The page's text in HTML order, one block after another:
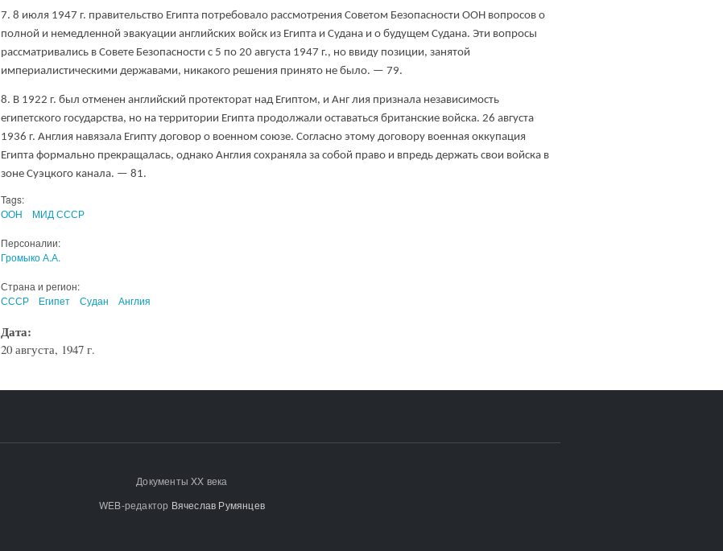
7. 8 июля 1947 г. правительство Египта потребовало рассмотрения Советом Безопасности ООН вопросов о
полной и немедленной эвакуации английских войск из Египта и Судана и о будущем Судана. Эти вопросы
рассматривались в Совете Безопасности с 5 по 20 августа 1947 г., но ввиду позиции, занятой
империалистическими державами, никакого решения принято не было. — 79.
8. В 1922 г. был отменен английский протекторат над Египтом, и Анг лия признала независимость
египетского государства, но на территории Египта продолжали оставаться британские войска. 26 августа
1936 г. Англия навязала Египту договор о военном союзе. Согласно этому договору военная оккупация
Египта формально прекращалась, однако Англия сохраняла за собой право и впредь держать свои войска в
зоне Суэцкого канала. — 81.
Tags:
ООН
МИД СССР
Персоналии:
Громыко А.А.
Страна и регион:
СССР
Египет Судан Англия
Дата:
20 августа, 1947 г.
Документы XX века
WEB-редактор Вячеслав Румянцев